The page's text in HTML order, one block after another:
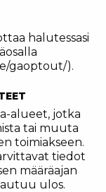
halutessasi
gaoptout/).
alueet, jotka
tai muuta
toimiakseen.
tiedot
määräajan
ulos.